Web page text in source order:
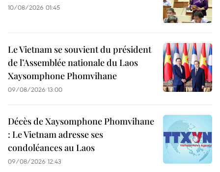
10/08/2026 01:45
Le Vietnam se souvient du président
de l’Assemblée nationale du Laos
Xaysomphone Phomvihane
09/08/2026 13:00
Décès de Xaysomphone Phomvihane
: Le Vietnam adresse ses
condoléances au Laos
09/08/2026 12:43